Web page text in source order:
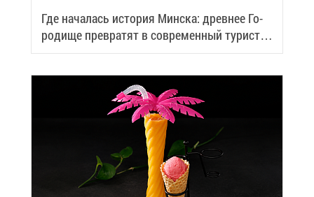
Где на­ча­лась ис­то­рия Мин­ска: древ­нее Го­
ро­ди­ще пре­вра­тят в со­вре­мен­ный ту­ри­сти­
че­ский центр